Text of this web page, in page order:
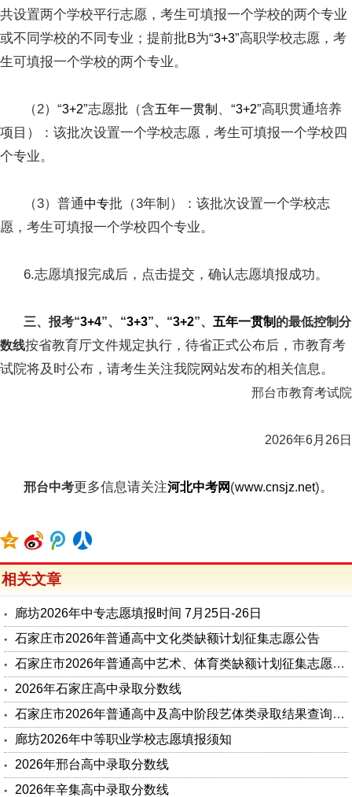
共设置两个学校平行志愿，考生可填报一个学校的两个专业
或不同学校的不同专业；提前批B为“3+3”高职学校志愿，考
生可填报一个学校的两个专业。
（2）“3+2”志愿批（含五年一贯制 、“3+2”高职贯通培养
项目）：该批次设置一个学校志愿，考生可填报一个学校四
个专业。
（3）普通中专批（3年制）：该批次设置一个学校志
愿，考生可填报一个学校四个专业。
6.志愿填报完成后，点击提交，确认志愿填报成功。
三、报考“3+4”、“3+3”、“3+2”、 五年一贯制 的最低控制分
数线按省教育厅文件规定执行，待省正式公布后，市教育考
试院将及时公布，请考生关注我院网站发布的相关信息。
邢台市教育考试院
2026年6月26日
邢台中考更多信息请关注河北中考网(www.cnsjz.net)。
相关文章
廊坊2026年中专志愿填报时间 7月25日-26日
石家庄市2026年普通高中文化类缺额计划征集志愿公告
石家庄市2026年普通高中艺术、体育类缺额计划征集志愿公告
2026年石家庄高中录取分数线
石家庄市2026年普通高中及高中阶段艺体类录取结果查询公告
廊坊2026年中等职业学校志愿填报须知
2026年邢台高中录取分数线
2026年辛集高中录取分数线